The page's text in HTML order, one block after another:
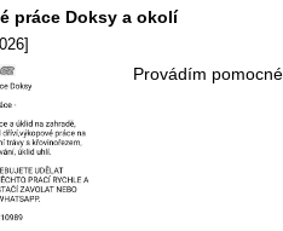
práce Doksy a okolí
Provádím